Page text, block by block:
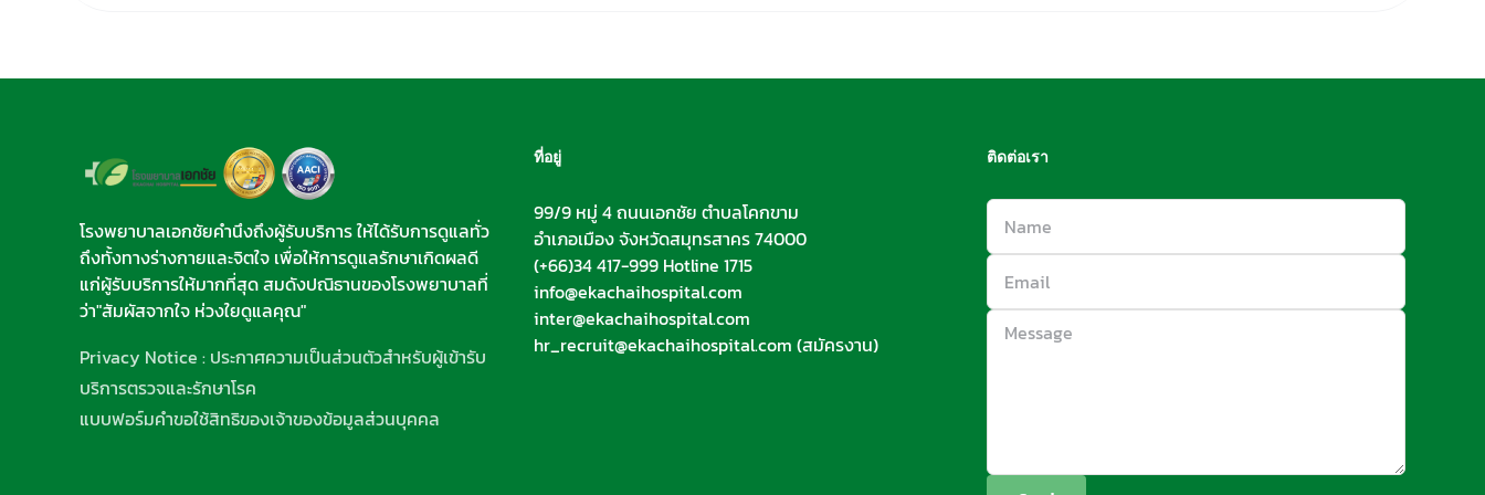
โรงพยาบาลเอกชัยคำนึงถึงผู้รับบริการ ให้ได้รับการดูแลทั่ว
ถึงทั้งทางร่างกายและจิตใจ เพื่อให้การดูแลรักษาเกิดผลดี
แก่ผู้รับบริการให้มากที่สุด สมดังปณิธานของโรงพยาบาลที่
ว่า"สัมผัสจากใจ ห่วงใยดูแลคุณ"
Privacy Notice : ประกาศความเป็นส่วนตัวสำหรับผู้เข้ารับ
บริการตรวจและรักษาโรค
แบบฟอร์มคำขอใช้สิทธิของเจ้าของข้อมูลส่วนบุคคล
ที่อยู่
99/9 หมู่ 4 ถนนเอกชัย ตำบลโคกขาม
อำเภอเมือง จังหวัดสมุทรสาคร 74000
(+66)34 417-999 Hotline 1715
info@ekachaihospital.com
inter@ekachaihospital.com
hr_recruit@ekachaihospital.com (สมัครงาน)
ติดต่อเรา